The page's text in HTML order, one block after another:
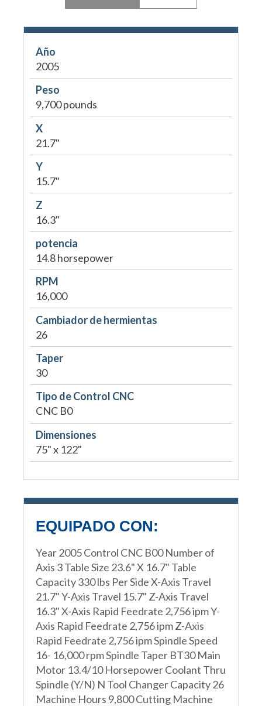
Año
2005
Peso
9,700 pounds
X
21.7"
Y
15.7"
Z
16.3"
potencia
14.8 horsepower
RPM
16,000
Cambiador de hermientas
26
Taper
30
Tipo de Control CNC
CNC B0
Dimensiones
75" x 122"
EQUIPADO CON:
Year 2005 Control CNC B00 Number of
Axis 3 Table Size 23.6" X 16.7" Table
Capacity 330 lbs Per Side X-Axis Travel
21.7" Y-Axis Travel 15.7" Z-Axis Travel
16.3" X-Axis Rapid Feedrate 2,756 ipm Y-
Axis Rapid Feedrate 2,756 ipm Z-Axis
Rapid Feedrate 2,756 ipm Spindle Speed
16- 16,000 rpm Spindle Taper BT30 Main
Motor 13.4/10 Horsepower Coolant Thru
Spindle (Y/N) N Tool Changer Capacity 26
Machine Hours 9,800 Cutting Machine